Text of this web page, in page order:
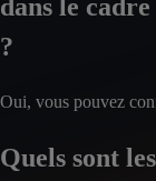
dans le
?
Oui, vous pouvez
Quels sont